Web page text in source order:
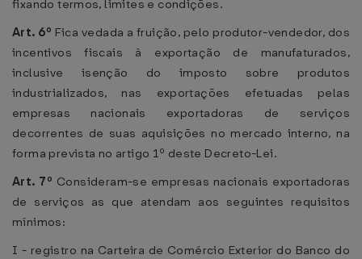
fixando termos, limites e condições.
Art. 6º Fica vedada a fruição, pelo produtor-vendedor, dos
incentivos fiscais à exportação de manufaturados,
inclusive isenção do imposto sobre produtos
industrializados, nas exportações efetuadas pelas
empresas nacionais exportadoras de serviços
decorrentes de suas aquisições no mercado interno, na
forma prevista no artigo 1º deste Decreto-Lei.
Art. 7º Consideram-se empresas nacionais exportadoras
de serviços as que atendam aos seguintes requisitos
mínimos:
I - registro na Carteira de Comércio Exterior do Banco do